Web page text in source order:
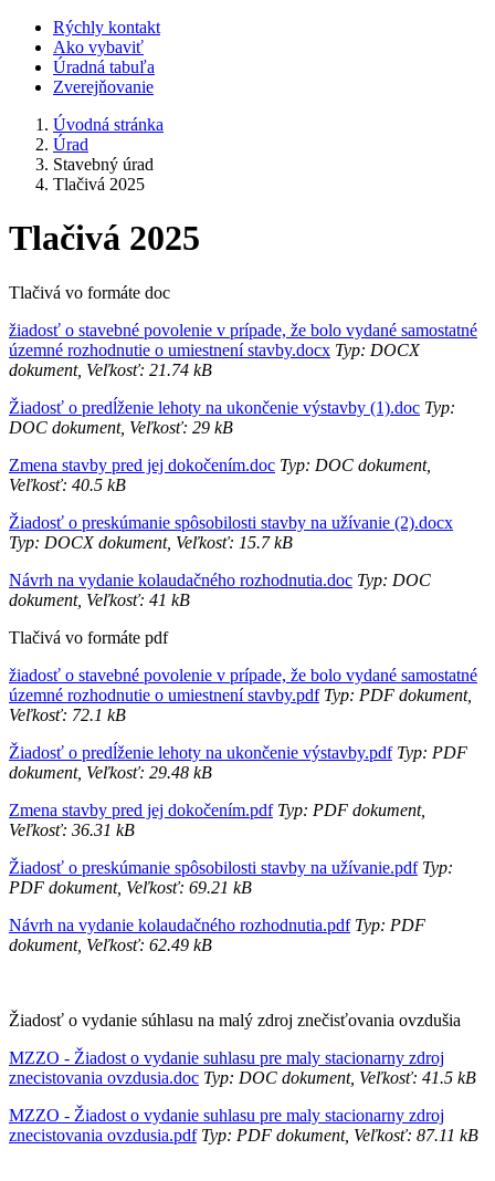
Rýchly kontakt
Ako vybaviť
Úradná tabuľa
Zverejňovanie
Úvodná stránka
Úrad
Stavebný úrad
Tlačivá 2025
Tlačivá 2025
Tlačivá vo formáte doc
žiadosť o stavebné povolenie v prípade, že bolo vydané samostatné
územné rozhodnutie o umiestnení stavby.docx Typ: DOCX
dokument, Veľkosť: 21.74 kB
Žiadosť o predĺženie lehoty na ukončenie výstavby (1).doc Typ:
DOC dokument, Veľkosť: 29 kB
Zmena stavby pred jej dokočením.doc Typ: DOC dokument,
Veľkosť: 40.5 kB
Žiadosť o preskúmanie spôsobilosti stavby na užívanie (2).docx
Typ: DOCX dokument, Veľkosť: 15.7 kB
Návrh na vydanie kolaudačného rozhodnutia.doc Typ: DOC
dokument, Veľkosť: 41 kB
Tlačivá vo formáte pdf
žiadosť o stavebné povolenie v prípade, že bolo vydané samostatné
územné rozhodnutie o umiestnení stavby.pdfTyp: PDF dokument,
Veľkosť: 72.1 kB
Žiadosť o predĺženie lehoty na ukončenie výstavby.pdfTyp: PDF
dokument, Veľkosť: 29.48 kB
Zmena stavby pred jej dokočením.pdfTyp: PDF dokument,
Veľkosť: 36.31 kB
Žiadosť o preskúmanie spôsobilosti stavby na užívanie.pdfTyp:
PDF dokument, Veľkosť: 69.21 kB
Návrh na vydanie kolaudačného rozhodnutia.pdfTyp: PDF
dokument, Veľkosť: 62.49 kB
Žiadosť o vydanie súhlasu na malý zdroj znečisťovania ovzdušia
MZZO - Žiadost o vydanie suhlasu pre maly stacionarny zdroj
znecistovania ovzdusia.doc Typ: DOC dokument, Veľkosť: 41.5 kB
MZZO - Žiadost o vydanie suhlasu pre maly stacionarny zdroj
znecistovania ovzdusia.pdfTyp: PDF dokument, Veľkosť: 87.11 kB